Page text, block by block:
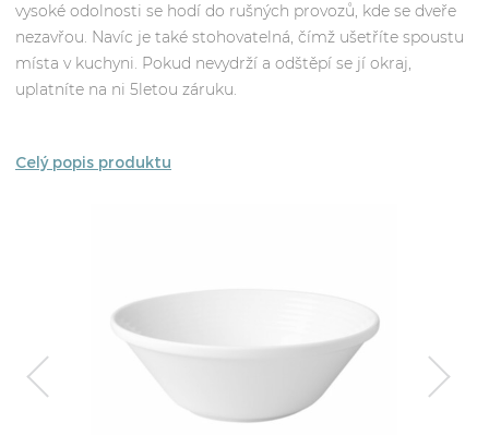
vysoké odolnosti se hodí do rušných provozů, kde se dveře
nezavřou. Navíc je také stohovatelná, čímž ušetříte spoustu
místa v kuchyni. Pokud nevydrží a odštěpí se jí okraj,
uplatníte na ni 5letou záruku.
Celý popis produktu